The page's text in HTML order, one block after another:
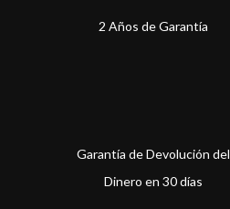
2 Años de Garantía
Garantía de Devolución del
Dinero en 30 días